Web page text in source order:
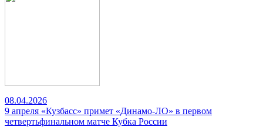
08.04.2026
9 апреля «Кузбасс» примет «Динамо-ЛО» в первом
четвертьфинальном матче Кубка России